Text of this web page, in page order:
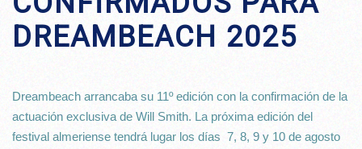
DREAMBEACH 2025
Dreambeach arrancaba su 11º edición con la confirmación de la
actuación exclusiva de Will Smith. La próxima edición del
festival almeriense tendrá lugar los días 7, 8, 9 y 10 de agosto